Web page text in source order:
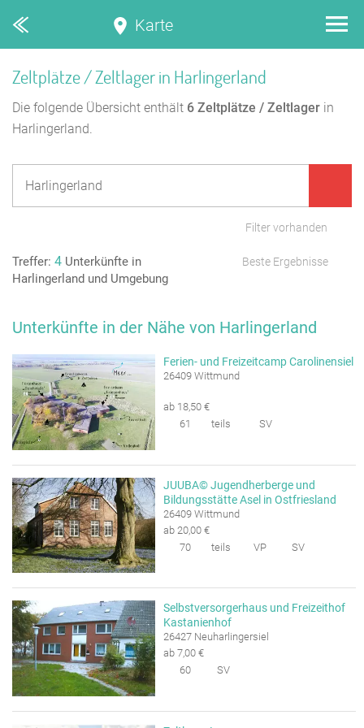
Karte
Zeltplätze / Zeltlager in Harlingerland
Die folgende Übersicht enthält 6 Zeltplätze / Zeltlager in
Harlingerland.
Filter vorhanden
Treffer: 4 Unterkünfte in
Harlingerland und Umgebung
Beste Ergebnisse
Unterkünfte in der Nähe von Harlingerland
Ferien- und Freizeitcamp Carolinensiel
26409 Wittmund
ab 18,50 €
61
teils SV
JUUBA© Jugendherberge und
Bildungsstätte Asel in Ostfriesland
26409 Wittmund
ab 20,00 €
70
teils VP SV
Selbstversorgerhaus und Freizeithof
Kastanienhof
26427 Neuharlingersiel
ab 7,00 €
60
SV